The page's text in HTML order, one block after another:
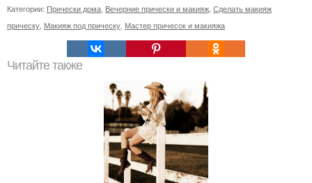
Категории: Прически дома, Вечерние прически и макияж, Сделать макияж
прическу, Макияж под прическу, Мастер причесок и макияжа
Читайте также